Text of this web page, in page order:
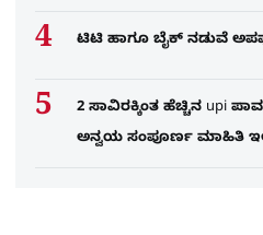
ಟಿಟಿ ಹಾಗೂ ಬೈಕ್ ನಡುವೆ
2 ಸಾವಿರಕ್ಕಿಂತ ಹೆಚ್ಚಿನ upi
ಅನ್ವಯ ಸಂಪೂರ್ಣ ಮಾಹಿತಿ